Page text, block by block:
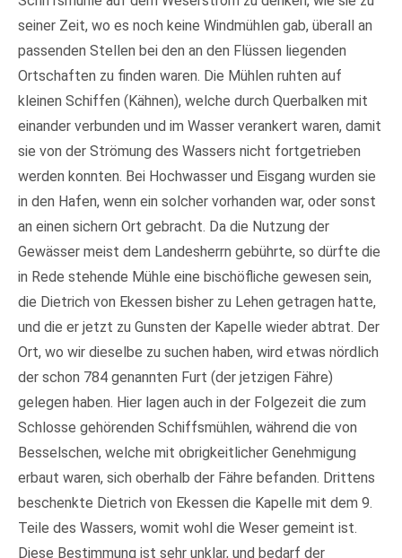
seiner Zeit, wo es noch keine Windmühlen gab, überall an
passenden Stellen bei den an den Flüssen liegenden
Ortschaften zu finden waren. Die Mühlen ruhten auf
kleinen Schiffen (Kähnen), welche durch Querbalken mit
einander verbunden und im Wasser verankert waren, damit
sie von der Strömung des Wassers nicht fortgetrieben
werden konnten. Bei Hochwasser und Eisgang wurden sie
in den Hafen, wenn ein solcher vorhanden war, oder sonst
an einen sichern Ort gebracht. Da die Nutzung der
Gewässer meist dem Landesherrn gebührte, so dürfte die
in Rede stehende Mühle eine bischöfliche gewesen sein,
die Dietrich von Ekessen bisher zu Lehen getragen hatte,
und die er jetzt zu Gunsten der Kapelle wieder abtrat. Der
Ort, wo wir dieselbe zu suchen haben, wird etwas nördlich
der schon 784 genannten Furt (der jetzigen Fähre)
gelegen haben. Hier lagen auch in der Folgezeit die zum
Schlosse gehörenden Schiffsmühlen, während die von
Besselschen, welche mit obrigkeitlicher Genehmigung
erbaut waren, sich oberhalb der Fähre befanden. Drittens
beschenkte Dietrich von Ekessen die Kapelle mit dem 9.
Teile des Wassers, womit wohl die Weser gemeint ist.
Diese Bestimmung ist sehr unklar, und bedarf der